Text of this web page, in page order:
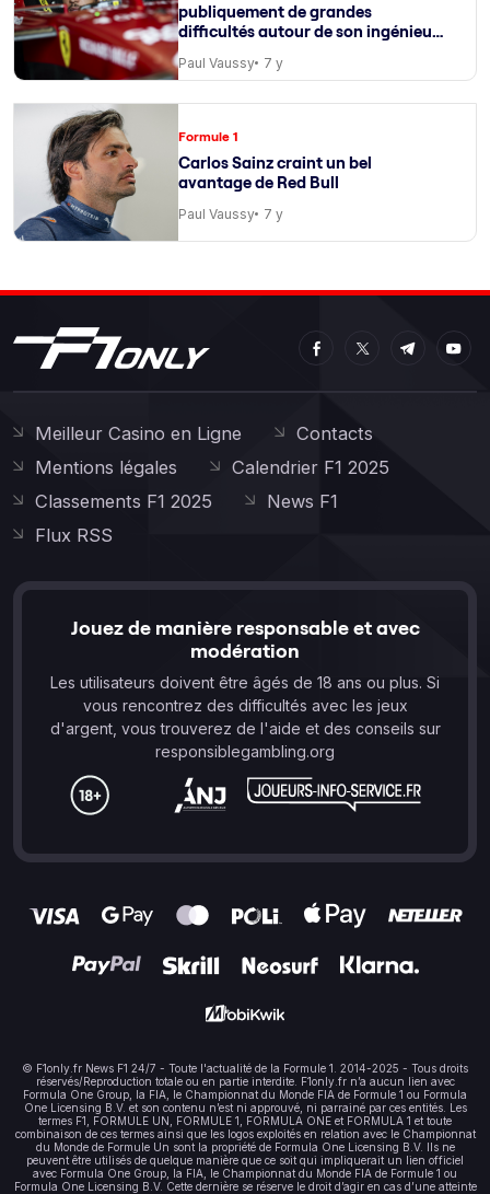
publiquement de grandes
difficultés autour de son ingénieur
Paul Vaussy 7 y
Formule 1
Carlos Sainz craint un bel
avantage de Red Bull
Paul Vaussy 7 y
Meilleur Casino en Ligne
Contacts
Mentions légales
Calendrier F1 2025
Classements F1 2025
News F1
Flux RSS
Jouez de manière responsable et avec
modération
Les utilisateurs doivent être âgés de 18 ans ou plus. Si
vous rencontrez des difficultés avec les jeux
d'argent, vous trouverez de l'aide et des conseils sur
responsiblegambling.org
© F1only.fr News F1 24/7 - Toute l'actualité de la Formule 1. 2014-2025 - Tous droits
réservés/Reproduction totale ou en partie interdite. F1only.fr n’a aucun lien avec
Formula One Group, la FIA, le Championnat du Monde FIA de Formule 1 ou Formula
One Licensing B.V. et son contenu n’est ni approuvé, ni parrainé par ces entités. Les
termes F1, FORMULE UN, FORMULE 1, FORMULA ONE et FORMULA 1 et toute
combinaison de ces termes ainsi que les logos exploités en relation avec le Championnat
du Monde de Formule Un sont la propriété de Formula One Licensing B.V. Ils ne
peuvent être utilisés de quelque manière que ce soit qui impliquerait un lien officiel
avec Formula One Group, la FIA, le Championnat du Monde FIA de Formule 1 ou
Formula One Licensing B.V. Cette dernière se réserve le droit d’agir en cas d’une atteinte